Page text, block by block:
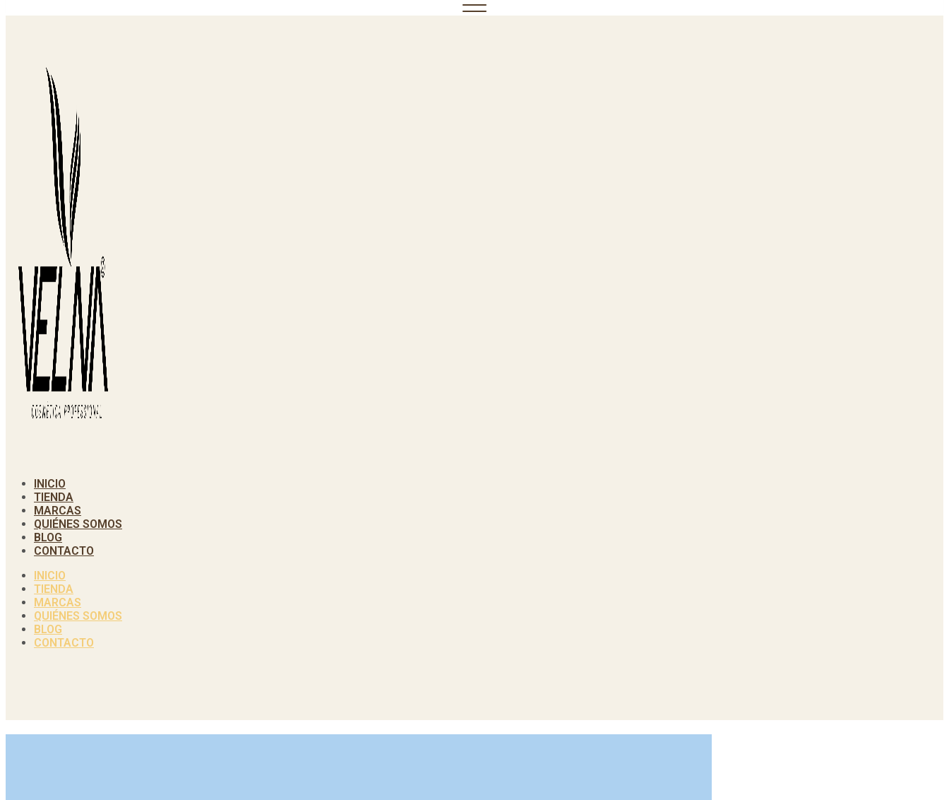
INICIO
TIENDA
MARCAS
QUIÉNES SOMOS
BLOG
CONTACTO
INICIO
TIENDA
MARCAS
QUIÉNES SOMOS
BLOG
CONTACTO